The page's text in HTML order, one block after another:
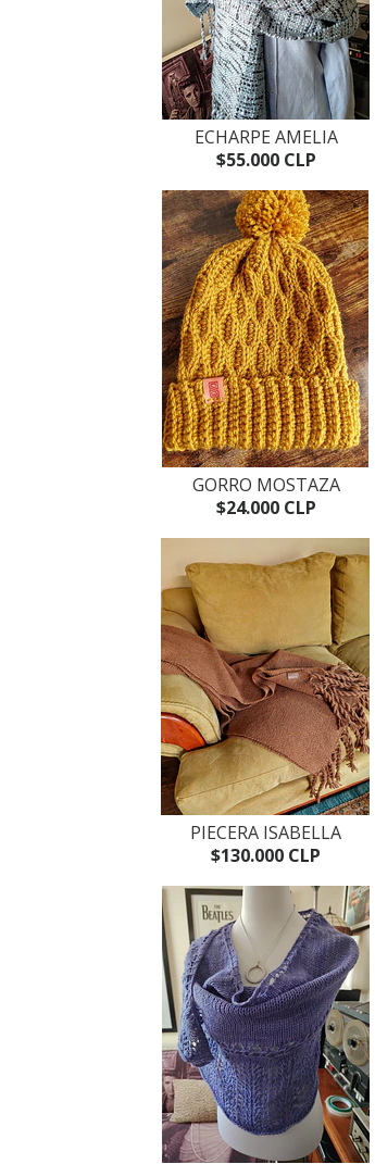
ECHARPE AMELIA
$55.000 CLP
GORRO MOSTAZA
$24.000 CLP
PIECERA ISABELLA
$130.000 CLP